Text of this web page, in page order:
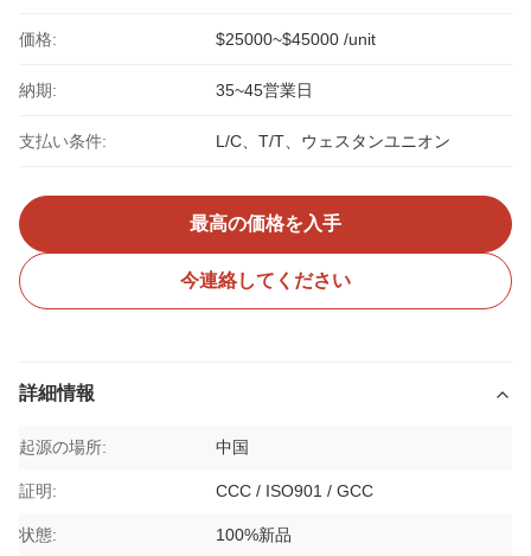
価格: $25000~$45000 /unit
納期: 35~45営業日
支払い条件: L/C、T/T、ウェスタンユニオン
最高の価格を入手
今連絡してください
詳細情報
起源の場所: 中国
証明: CCC / ISO901 / GCC
状態: 100%新品